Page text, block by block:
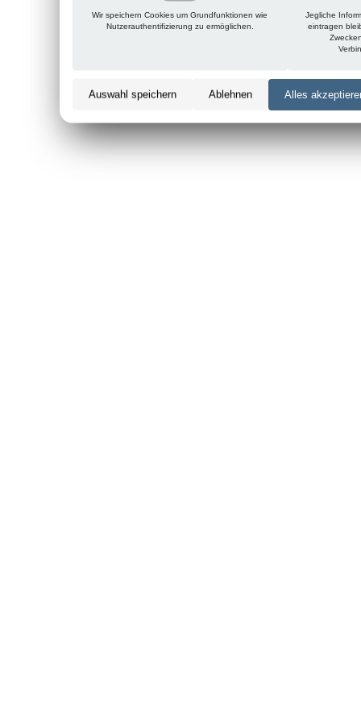
Wir speichern Cookies um Grundfunktionen wie
Nutzerauthentifizierung zu ermöglichen.
Jegliche
eintragen
Auswahl speichern Ablehnen Alles